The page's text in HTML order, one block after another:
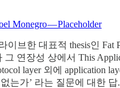
Monegro — Placeholder
이브한 대표적 thesis인 Fat
그 연장성 상에서 This
layer 외에 application
는가’ 라는 질문에 대한 답.